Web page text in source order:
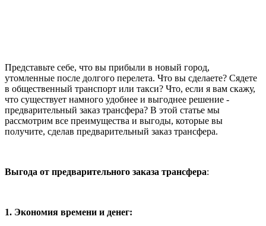
Представьте себе, что вы прибыли в новый город,
утомленные после долгого перелета. Что вы сделаете? Сядете
в общественный транспорт или такси? Что, если я вам скажу,
что существует намного удобнее и выгоднее решение -
предварительный заказ трансфера? В этой статье мы
рассмотрим все преимущества и выгоды, которые вы
получите, сделав предварительный заказ трансфера.
Выгода от предварительного заказа трансфера:
1. Экономия времени и денег: